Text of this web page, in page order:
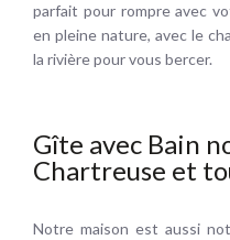
parfait pour rompre avec
en pleine nature, avec le
la rivière pour vous bercer.
Gîte avec Bain
Chartreuse et
Notre maison est aussi